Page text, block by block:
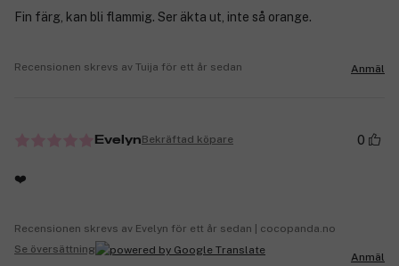
Fin färg, kan bli flammig. Ser äkta ut, inte så orange.
Recensionen skrevs av Tuija för ett år sedan Anmäl
EvelynBekräftad köpare 0
❤️
Recensionen skrevs av Evelyn för ett år sedan | cocopanda.no
Se översättning
Anmäl